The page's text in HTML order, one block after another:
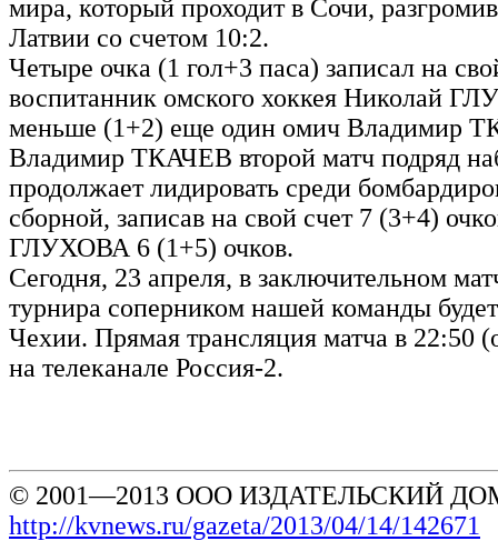
мира, который проходит в Сочи,
Латвии со счетом 10:2.
Четыре очка (1 гол+3 паса) записал на
воспитанник омского хоккея Николай
меньше (1+2) еще один омич Владимир
Владимир ТКАЧЕВ второй матч подряд
продолжает лидировать среди
сборной, записав на свой счет 7 (3+4)
ГЛУХОВА 6 (1+5) очков.
Сегодня, 23 апреля, в заключительном
турнира соперником нашей команды
Чехии. Прямая трансляция матча в 22:50
на телеканале Россия-2.
© 2001—2013 ООО ИЗДАТЕЛЬСКИЙ
http://kvnews.ru/gazeta/2013/04/14/142671